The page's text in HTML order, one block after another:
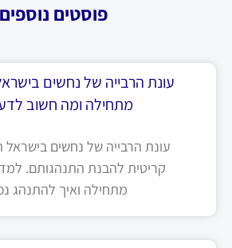
פוסטים נוספים
עונת הרבייה של נחשים
מתחילה ומה חשוב
עונת הרבייה של נחשים בישראל
קריטית להבנת התנהגותם.
מתחילה ואיך להתנהג